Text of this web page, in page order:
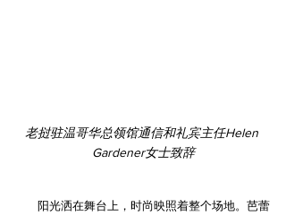
老挝驻温哥华总领馆通信和礼宾主任Helen
Gardener女士致辞
阳光洒在舞台上，时尚映照着整个场地。芭蕾